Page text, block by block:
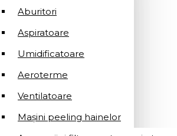
Aburitori
Aspiratoare
Umidificatoare
Aeroterme
Ventilatoare
Mașini peeling hainelor